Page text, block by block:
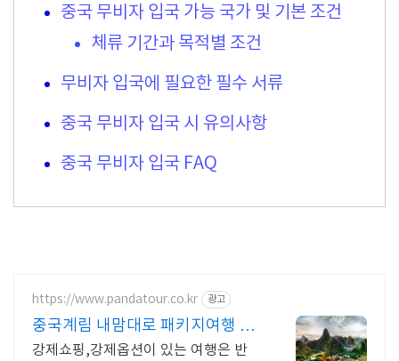
중국 무비자 입국 가능 국가 및 기본 조건
체류 기간과 목적별 조건
무비자 입국에 필요한 필수 서류
중국 무비자 입국 시 유의사항
중국 무비자 입국 FAQ
https://www.pandatour.co.kr 광고
중국계림 내맘대로 패키지여행 노
쇼핑,노옵션,노팁
강제쇼핑,강제옵션이 있는 여행은 반